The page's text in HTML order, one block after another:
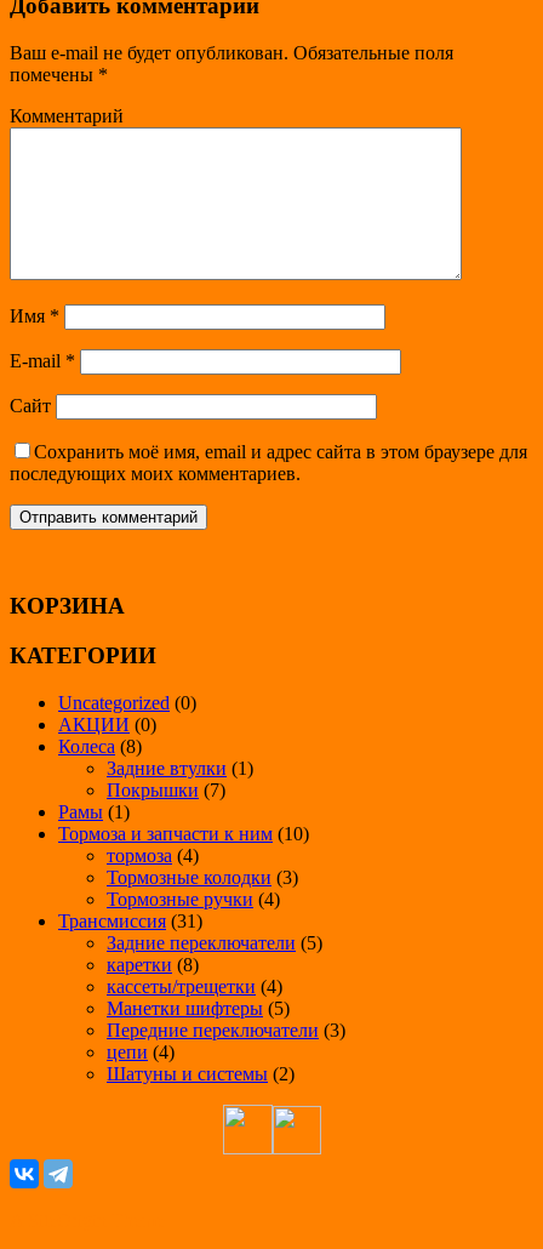
Добавить комментарий
Ваш e-mail не будет опубликован. Обязательные поля
помечены *
Комментарий
Имя *
E-mail *
Сайт
Сохранить моё имя, email и адрес сайта в этом браузере для
последующих моих комментариев.
КОРЗИНА
КАТЕГОРИИ
Uncategorized (0)
АКЦИИ (0)
Колеса (8)
Задние втулки (1)
Покрышки (7)
Рамы (1)
Тормоза и запчасти к ним (10)
тормоза (4)
Тормозные колодки (3)
Тормозные ручки (4)
Трансмиссия (31)
Задние переключатели (5)
каретки (8)
кассеты/трещетки (4)
Манетки шифтеры (5)
Передние переключатели (3)
цепи (4)
Шатуны и системы (2)